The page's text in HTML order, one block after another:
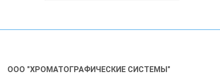
ООО "ХРОМАТОГРАФИЧЕСКИЕ СИСТЕМЫ"